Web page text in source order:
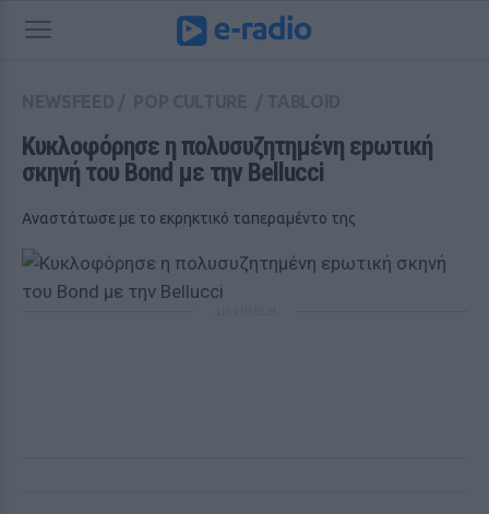
Κυκλοφόρησε η πολυσυζητημένη εpωτική
σκηνή του Bond με την Bellucci
Αναστάτωσε με το εκρηκτικό ταπεραμέντο της